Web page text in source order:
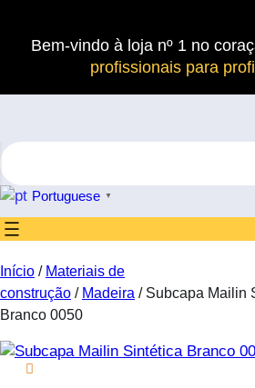
Bem-vindo à loja nº 1 no
profissionais para
S
e
a
r
c
Portuguese ▼
Início / Materiais de
construção / Madeira / Subcapa Mailin
Branco 0050